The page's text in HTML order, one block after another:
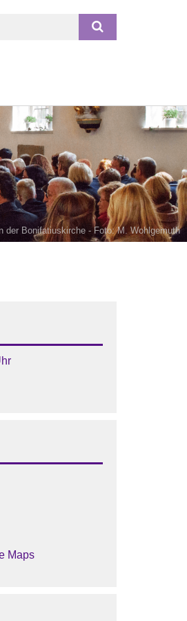
der Bonifatiuskirche - Foto: M. Wohlgemuth
Maps